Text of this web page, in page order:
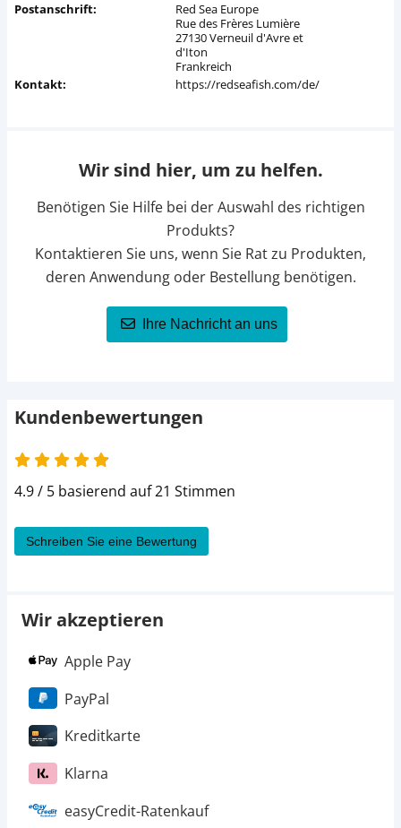
Postanschrift:
Red Sea Europe
Rue des Frères Lumière
27130 Verneuil d'Avre et
d'Iton
Frankreich
Kontakt:
https://redseafish.com/de/
Wir sind hier, um zu helfen.
Benötigen Sie Hilfe bei der Auswahl des richtigen
Produkts?
Kontaktieren Sie uns, wenn Sie Rat zu Produkten,
deren Anwendung oder Bestellung benötigen.
Ihre Nachricht an uns
Kundenbewertungen
4.9 / 5 basierend auf 21 Stimmen
Schreiben Sie eine Bewertung
Wir akzeptieren
Apple Pay
PayPal
Kreditkarte
Klarna
easyCredit-Ratenkauf